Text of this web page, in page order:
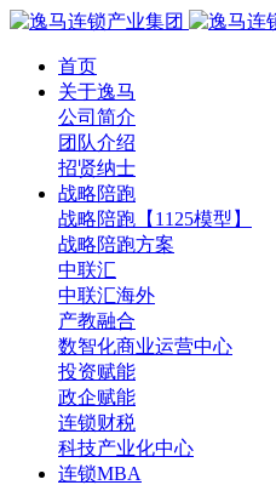
首页
关于逸马
公司简介
团队介绍
招贤纳士
战略陪跑
战略陪跑【1125模型】
战略陪跑方案
中联汇
中联汇海外
产教融合
数智化商业运营中心
投资赋能
政企赋能
连锁财税
科技产业化中心
连锁MBA